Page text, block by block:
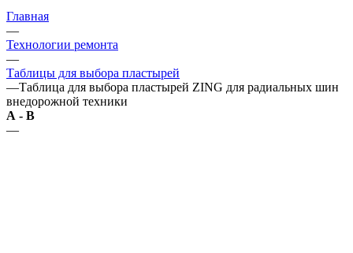
Главная
—
Технологии ремонта
—
Таблицы для выбора пластырей
—Таблица для выбора пластырей ZING для радиальных шин
внедорожной техники
А - В
—